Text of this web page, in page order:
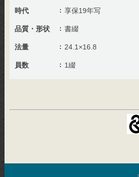
時代 享保19年写
品質・形状 書綴
法量 24.1×16.8
員数 1綴